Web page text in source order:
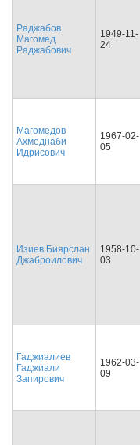
Раджабов
Магомед
Раджабович
1949-11-
24
Магомедов
Ахмеднаби
Идрисович
1967-02-
05
Изиев Биярслан
Джаброилович
1958-10-
03
Гаджиалиев
Гаджиали
Запирович
1962-03-
09